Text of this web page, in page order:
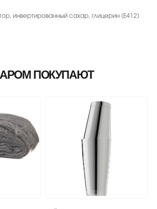
инвертированный сахар, глицерин (E412)